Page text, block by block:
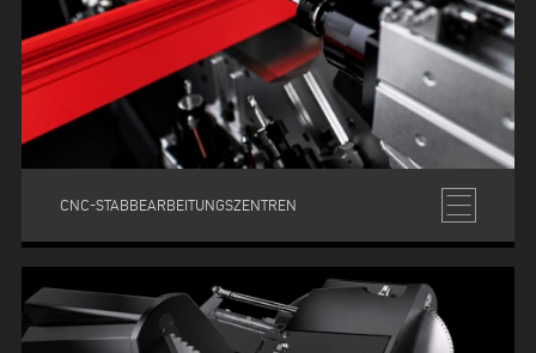
CNC-STABBEARBEITUNGSZENTREN